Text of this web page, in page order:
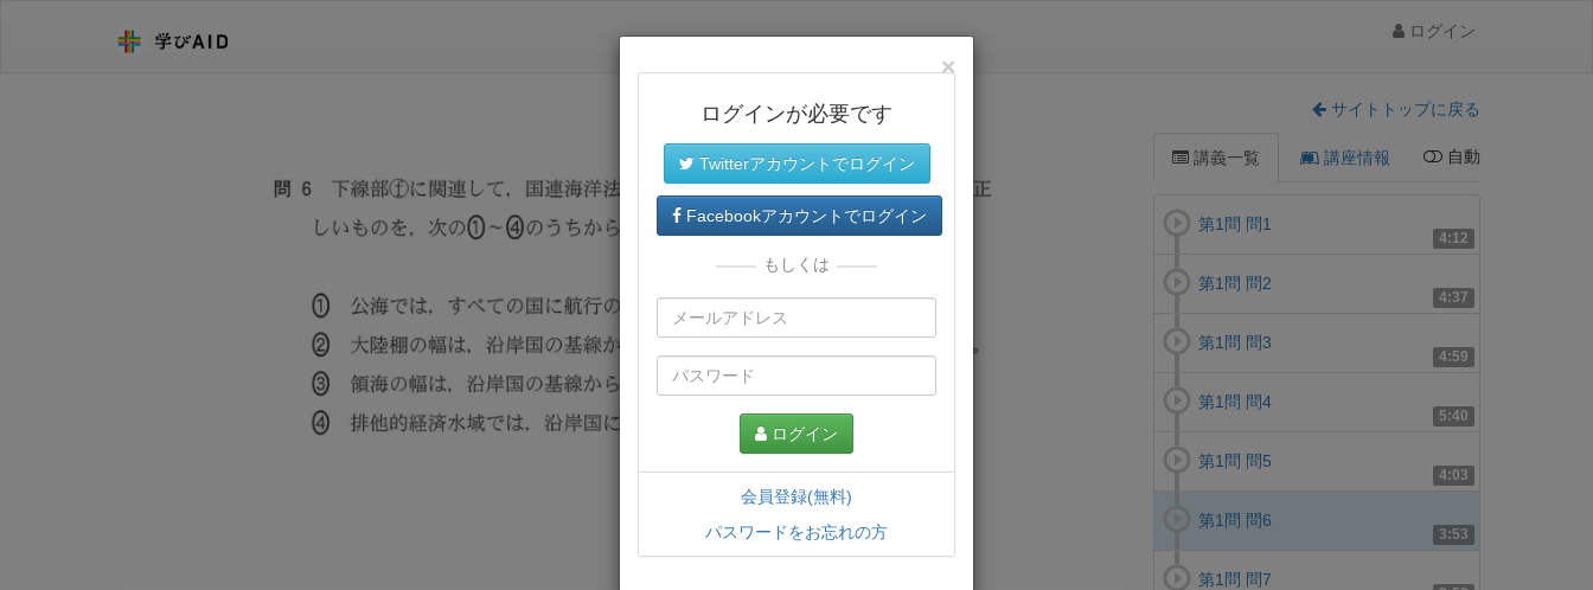
ログイン
サイトトップに戻る
講義一覧 講座情報 自動
4:12
第1問 問1
4:37
第1問 問2
4:59
第1問 問3
5:40
第1問 問4
4:03
第1問 問5
3:53
第1問 問6
第1問 問7
×
ログインが必要です
Twitterアカウントでログイン
Facebookアカウントでログイン
もしくは
ログイン
会員登録(無料)
パスワードをお忘れの方